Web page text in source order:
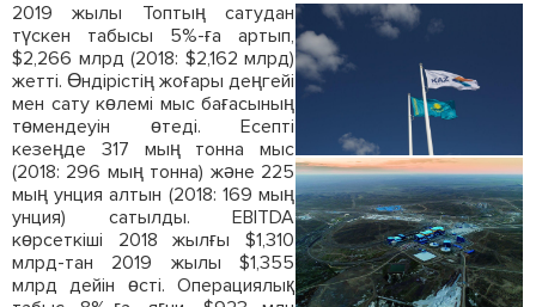
2019 жылы Топтың сатудан
түскен табысы 5%-ға артып,
$2,266 млрд (2018: $2,162 млрд)
жетті. Өндірістің жоғары деңгейі
мен сату көлемі мыс бағасының
төмендеуін өтеді. Есепті
кезеңде 317 мың тонна мыс
(2018: 296 мың тонна) және 225
мың унция алтын (2018: 169 мың
унция) сатылды. EBITDA
көрсеткіші 2018 жылғы $1,310
млрд-тан 2019 жылы $1,355
млрд дейін өсті. Операциялық